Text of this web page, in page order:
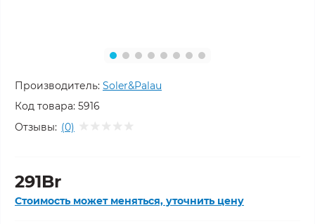
Производитель: Soler&Palau
Код товара: 5916
Отзывы: (0)
291Br
Стоимость может меняться, уточнить цену